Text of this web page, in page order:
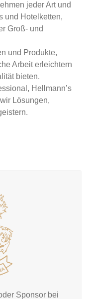
jeder Art und
und Hotelketten,
Groß- und
und Produkte,
Arbeit erleichtern
bieten.
Hellmann’s
Lösungen,
Sponsor bei